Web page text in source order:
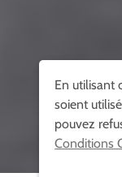
En utilisant
soient
pouvez
Conditions